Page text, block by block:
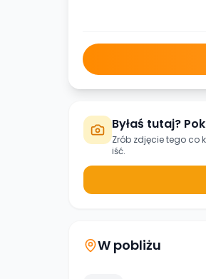
Byłaś tutaj?
Zrób zdjęcie tego co
iść.
W pobliżu